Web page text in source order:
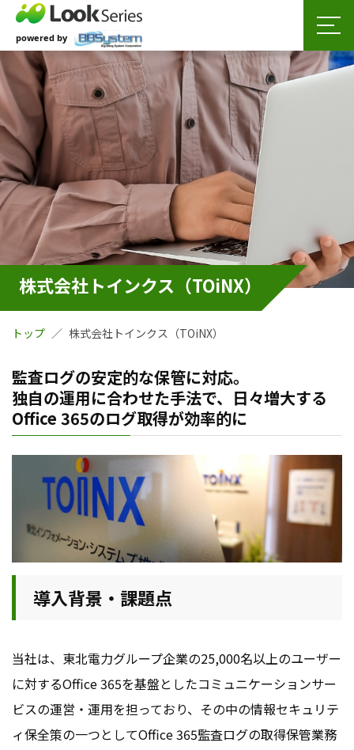
株式会社トインクス（TOiNX）
トップ 株式会社トインクス（TOiNX）
監査ログの安定的な保管に対応。
独自の運用に合わせた手法で、日々増大する
Office 365のログ取得が効率的に
導入背景・課題点
当社は、東北電力グループ企業の25,000名以上のユーザー
に対するOffice 365を基盤としたコミュニケーションサー
ビスの運営・運用を担っており、その中の情報セキュリテ
ィ保全策の一つとしてOffice 365監査ログの取得保管業務